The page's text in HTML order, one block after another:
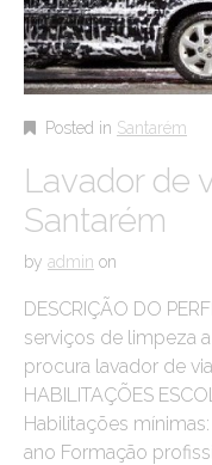
Posted in Santarém
Lavador de
Santarém
by admin on
DESCRIÇÃO DO
serviços de limpeza
procura lavador de
HABILITAÇÕES
Habilitações
ano Formação